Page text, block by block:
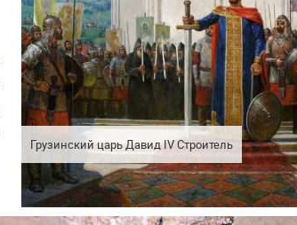
Грузинский царь Давид IV Строитель